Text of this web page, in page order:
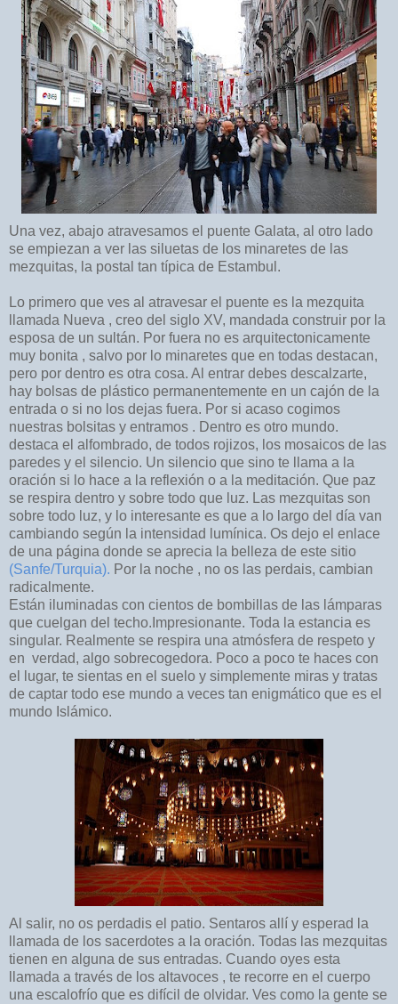
Una vez, abajo atravesamos el puente Galata, al otro lado
se empiezan a ver las siluetas de los minaretes de las
mezquitas, la postal tan típica de Estambul.
Lo primero que ves al atravesar el puente es la mezquita
llamada Nueva , creo del siglo XV, mandada construir por la
esposa de un sultán. Por fuera no es arquitectonicamente
muy bonita , salvo por lo minaretes que en todas destacan,
pero por dentro es otra cosa. Al entrar debes descalzarte,
hay bolsas de plástico permanentemente en un cajón de la
entrada o si no los dejas fuera. Por si acaso cogimos
nuestras bolsitas y entramos . Dentro es otro mundo.
destaca el alfombrado, de todos rojizos, los mosaicos de las
paredes y el silencio. Un silencio que sino te llama a la
oración si lo hace a la reflexión o a la meditación. Que paz
se respira dentro y sobre todo que luz. Las mezquitas son
sobre todo luz, y lo interesante es que a lo largo del día van
cambiando según la intensidad lumínica. Os dejo el enlace
de una página donde se aprecia la belleza de este sitio
(Sanfe/Turquia). Por la noche , no os las perdais, cambian
radicalmente.
Están iluminadas con cientos de bombillas de las lámparas
que cuelgan del techo.Impresionante. Toda la estancia es
singular. Realmente se respira una atmósfera de respeto y
en verdad, algo sobrecogedora. Poco a poco te haces con
el lugar, te sientas en el suelo y simplemente miras y tratas
de captar todo ese mundo a veces tan enigmático que es el
mundo Islámico.
Al salir, no os perdadis el patio. Sentaros allí y esperad la
llamada de los sacerdotes a la oración. Todas las mezquitas
tienen en alguna de sus entradas. Cuando oyes esta
llamada a través de los altavoces , te recorre en el cuerpo
una escalofrío que es difícil de olvidar. Ves como la gente se